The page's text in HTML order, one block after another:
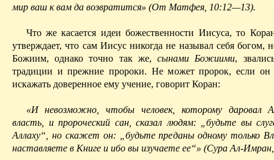
мир ваш к вам да возвратится» (От Матфея, 10:12—13).
Что же касается идеи божественности Иисуса, то
утверж­дает, что сам Иисус никогда не называл себя
Божиим, однако точно так же,сынами Божиими,
традиции и преж­ние пророки. Не может пророк, если
искажать доверенное ему учение, говорит Коран:
«И невозможно, чтобы человек, которому даровал
власть, и пророческий сан, сказал людям: „будьте вы
Аллаху“, но скажет он: „будьте преданы одному только
наставляете в Книге и ибо вы изучаете ее“» (Сура Ал-Имран